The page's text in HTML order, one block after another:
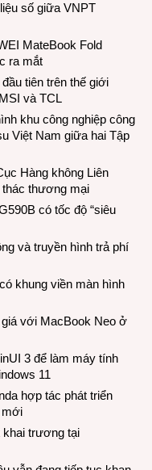
số giữa VNPT
MateBook Fold
ra mắt
tiên trên thế giới
và TCL
khu công nghiệp công
Việt Nam giữa hai Tập
Hàng không Liên
thác thương mại
có tốc độ “siêu
và truyền hình trả phí
khung viền màn hình
với MacBook Neo ở
3 để làm máy tính
11
hợp tác phát triển
mới
khai trương tại